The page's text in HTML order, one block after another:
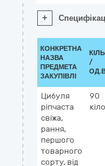
+
КОНКРЕТНА
НАЗВА
ПРЕДМЕТА
ЗАКУПІВЛІ
/
Цибуля
ріпчаста
свіжа,
рання,
першого
товарного
сорту, від
90